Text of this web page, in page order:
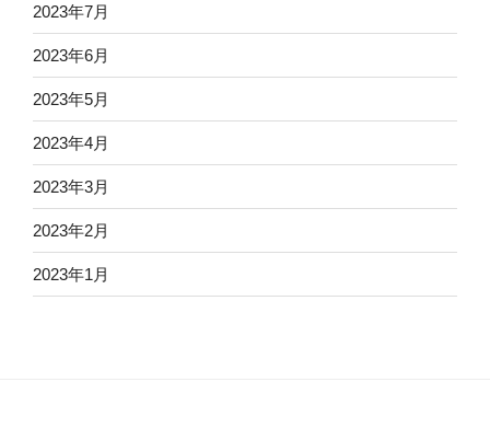
2023年7月
2023年6月
2023年5月
2023年4月
2023年3月
2023年2月
2023年1月